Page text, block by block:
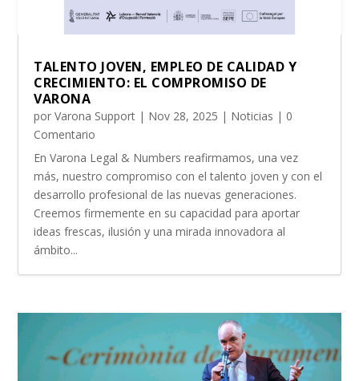
TALENTO JOVEN, EMPLEO DE CALIDAD Y
CRECIMIENTO: EL COMPROMISO DE
VARONA
porVarona Support | Nov 28, 2025 | Noticias | 0
Comentario
En Varona Legal & Numbers reafirmamos, una vez
más, nuestro compromiso con el talento joven y con el
desarrollo profesional de las nuevas generaciones.
Creemos firmemente en su capacidad para aportar
ideas frescas, ilusión y una mirada innovadora al
ámbito...